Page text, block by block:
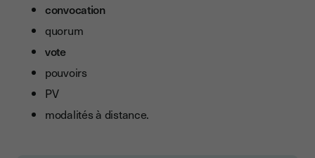
convocation
quorum
vote
pouvoirs
PV
modalités à distance.